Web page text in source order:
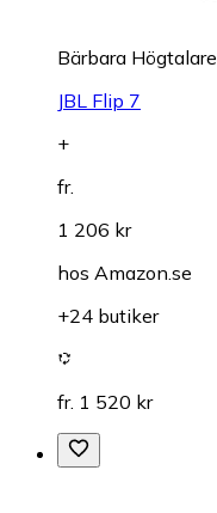
Bärbara Högtalare
JBL Flip 7
+
fr.
1 206 kr
hos Amazon.se
+24 butiker
fr. 1 520 kr